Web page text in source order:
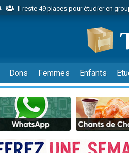
Il reste 49 places pour étudier en
2 personnes viennent de nous rejoindre
6 personnes viennent de nous rejoindre
4 personnes viennent de faire un
2 personnes viennent de faire un don
17 personnes viennent de demander une
4 personnes viennent de nous rejoindre
Il reste 49 places pour étudier en
Eva vient de donner son Maasser
Dons Femmes Enfants